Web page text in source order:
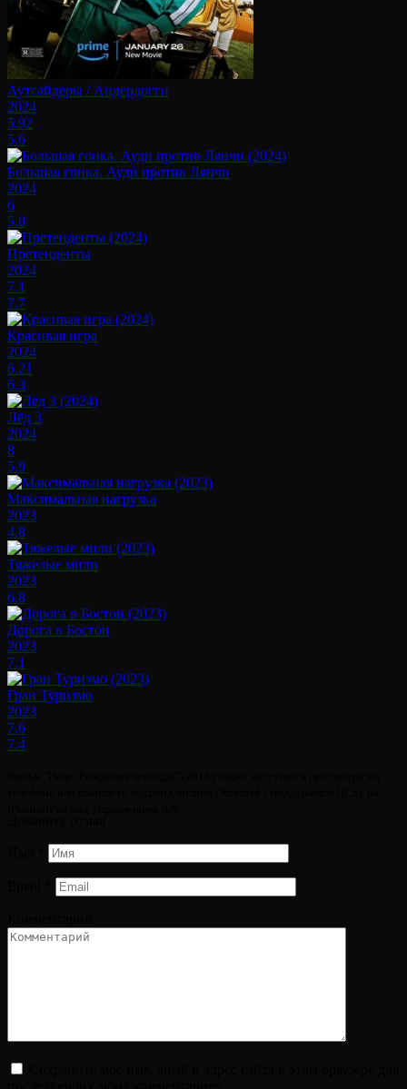
Аутсайдеры / Андердогги
2024
5.92
5.6
Большая гонка. Ауди против Лянчи
2024
6
5.8
Претенденты
2024
7.1
7.7
Красивая игра
2024
6.21
6.3
Лёд 3
2024
8
5.9
Максимальная нагрузка
2023
4.8
Тяжелые мили
2023
6.8
Дорога в Бостон
2023
7.1
Гран Туризмо
2023
7.6
7.4